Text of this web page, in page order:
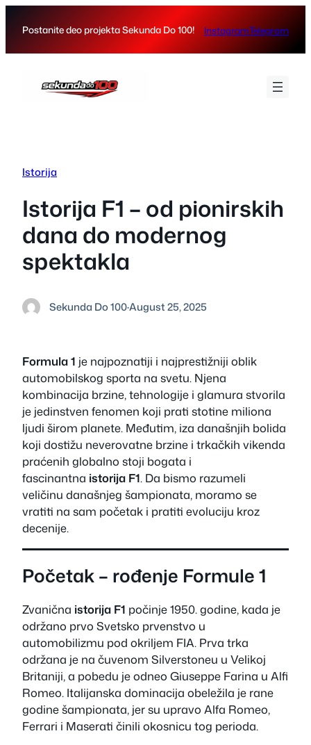
Postanite deo projekta Sekunda Do 100! InstagramTelegram
Istorija
Istorija F1 – od pionirskih
dana do modernog
spektakla
Sekunda Do 100·August 25, 2025
Formula 1 je najpoznatiji i najprestižniji oblik
automobilskog sporta na svetu. Njena
kombinacija brzine, tehnologije i glamura stvorila
je jedinstven fenomen koji prati stotine miliona
ljudi širom planete. Međutim, iza današnjih bolida
koji dostižu neverovatne brzine i trkačkih vikenda
praćenih globalno stoji bogata i
fascinantna istorija F1. Da bismo razumeli
veličinu današnjeg šampionata, moramo se
vratiti na sam početak i pratiti evoluciju kroz
decenije.
Početak – rođenje Formule 1
Zvanična istorija F1 počinje 1950. godine, kada je
održano prvo Svetsko prvenstvo u
automobilizmu pod okriljem FIA. Prva trka
održana je na čuvenom Silverstoneu u Velikoj
Britaniji, a pobedu je odneo Giuseppe Farina u Alfi
Romeo. Italijanska dominacija obeležila je rane
godine šampionata, jer su upravo Alfa Romeo,
Ferrari i Maserati činili okosnicu tog perioda.